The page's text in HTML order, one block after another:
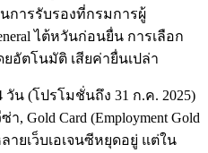
การรับรองที่กรมการผู้
ไต้หวันก่อนยื่น การเลือก
อัตโนมัติ เสียค่ายื่นเปล่า
วัน (โปรโมชั่นถึง 31 ก.ค. 2025)
, Gold Card (Employment Gold
ยเว็บเอเจนซีหยุดอยู่ แต่ใน